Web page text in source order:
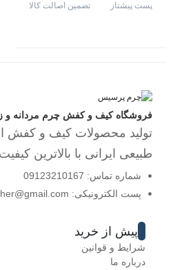
پست پیشتاز تضمین اصالت کالا
فروشگاه کیف و کفش چرم مردانه و
تولید محصولات کیف و کفش
طبیعی ایرانی با بالاترین
شماره تماس: 09123210167
پست الکترونیکی: persisleather@gmail.com
پیش از خرید
شرایط و قوانین
درباره ما